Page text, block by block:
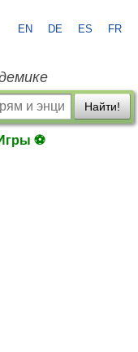
EN DE ES FR
Найти!
⚽